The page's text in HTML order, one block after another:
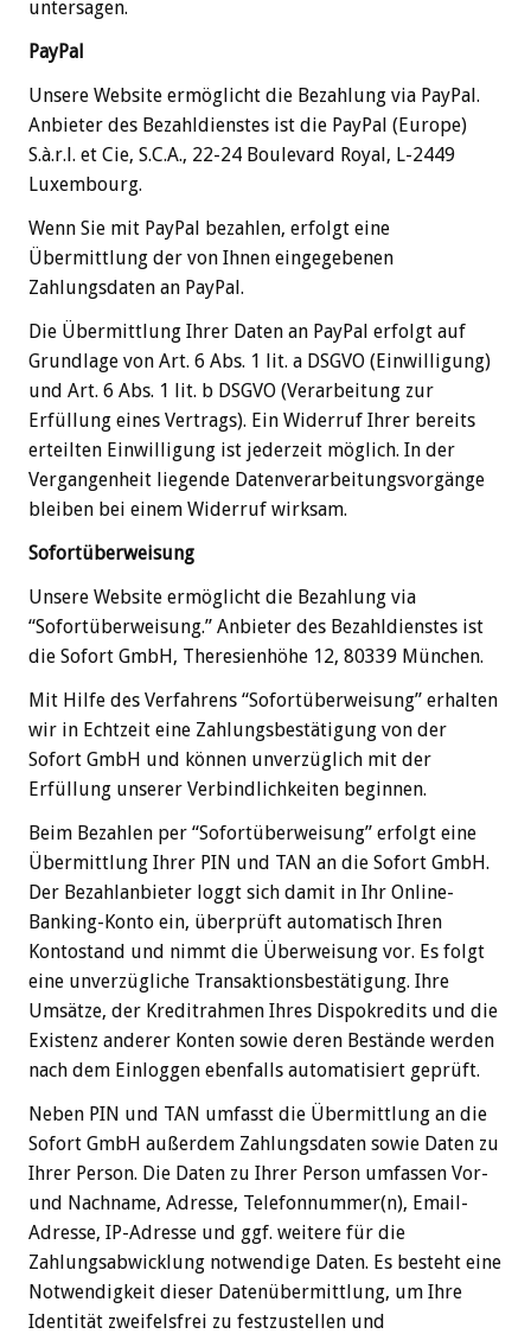
untersagen.
PayPal
Unsere Website ermöglicht die Bezahlung via PayPal.
Anbieter des Bezahldienstes ist die PayPal (Europe)
S.à.r.l. et Cie, S.C.A., 22-24 Boulevard Royal, L-2449
Luxembourg.
Wenn Sie mit PayPal bezahlen, erfolgt eine
Übermittlung der von Ihnen eingegebenen
Zahlungsdaten an PayPal.
Die Übermittlung Ihrer Daten an PayPal erfolgt auf
Grundlage von Art. 6 Abs. 1 lit. a DSGVO (Einwilligung)
und Art. 6 Abs. 1 lit. b DSGVO (Verarbeitung zur
Erfüllung eines Vertrags). Ein Widerruf Ihrer bereits
erteilten Einwilligung ist jederzeit möglich. In der
Vergangenheit liegende Datenverarbeitungsvorgänge
bleiben bei einem Widerruf wirksam.
Sofortüberweisung
Unsere Website ermöglicht die Bezahlung via
“Sofortüberweisung.” Anbieter des Bezahldienstes ist
die Sofort GmbH, Theresienhöhe 12, 80339 München.
Mit Hilfe des Verfahrens “Sofortüberweisung” erhalten
wir in Echtzeit eine Zahlungsbestätigung von der
Sofort GmbH und können unverzüglich mit der
Erfüllung unserer Verbindlichkeiten beginnen.
Beim Bezahlen per “Sofortüberweisung” erfolgt eine
Übermittlung Ihrer PIN und TAN an die Sofort GmbH.
Der Bezahlanbieter loggt sich damit in Ihr Online-
Banking-Konto ein, überprüft automatisch Ihren
Kontostand und nimmt die Überweisung vor. Es folgt
eine unverzügliche Transaktionsbestätigung. Ihre
Umsätze, der Kreditrahmen Ihres Dispokredits und die
Existenz anderer Konten sowie deren Bestände werden
nach dem Einloggen ebenfalls automatisiert geprüft.
Neben PIN und TAN umfasst die Übermittlung an die
Sofort GmbH außerdem Zahlungsdaten sowie Daten zu
Ihrer Person. Die Daten zu Ihrer Person umfassen Vor-
und Nachname, Adresse, Telefonnummer(n), Email-
Adresse, IP-Adresse und ggf. weitere für die
Zahlungsabwicklung notwendige Daten. Es besteht eine
Notwendigkeit dieser Datenübermittlung, um Ihre
Identität zweifelsfrei zu festzustellen und